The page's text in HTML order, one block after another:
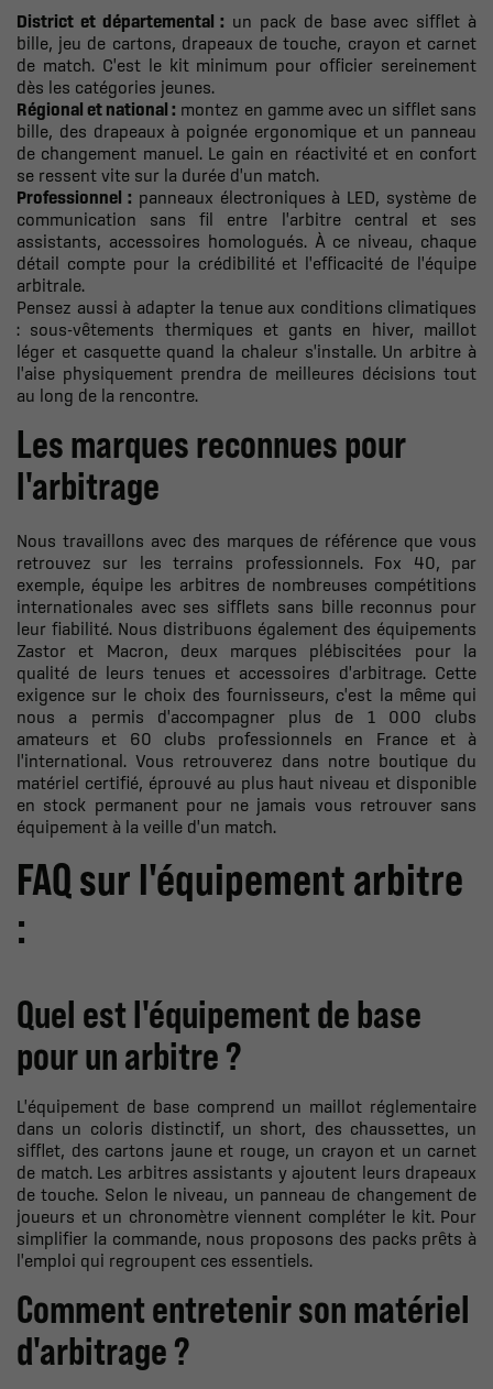
District et départemental : un pack de base avec sifflet à
bille, jeu de cartons, drapeaux de touche, crayon et carnet
de match. C'est le kit minimum pour officier sereinement
dès les catégories jeunes.
Régional et national : montez en gamme avec un sifflet sans
bille, des drapeaux à poignée ergonomique et un panneau
de changement manuel. Le gain en réactivité et en confort
se ressent vite sur la durée d'un match.
Professionnel : panneaux électroniques à LED, système de
communication sans fil entre l'arbitre central et ses
assistants, accessoires homologués. À ce niveau, chaque
détail compte pour la crédibilité et l'efficacité de l'équipe
arbitrale.
Pensez aussi à adapter la tenue aux conditions climatiques
: sous-vêtements thermiques et gants en hiver, maillot
léger et casquette quand la chaleur s'installe. Un arbitre à
l'aise physiquement prendra de meilleures décisions tout
au long de la rencontre.
Les marques reconnues pour
l'arbitrage
Nous travaillons avec des marques de référence que vous
retrouvez sur les terrains professionnels. Fox 40, par
exemple, équipe les arbitres de nombreuses compétitions
internationales avec ses sifflets sans bille reconnus pour
leur fiabilité. Nous distribuons également des équipements
Zastor et Macron, deux marques plébiscitées pour la
qualité de leurs tenues et accessoires d'arbitrage. Cette
exigence sur le choix des fournisseurs, c'est la même qui
nous a permis d'accompagner plus de 1 000 clubs
amateurs et 60 clubs professionnels en France et à
l'international. Vous retrouverez dans notre boutique du
matériel certifié, éprouvé au plus haut niveau et disponible
en stock permanent pour ne jamais vous retrouver sans
équipement à la veille d'un match.
FAQ sur l'équipement arbitre
:
Quel est l'équipement de base
pour un arbitre ?
L'équipement de base comprend un maillot réglementaire
dans un coloris distinctif, un short, des chaussettes, un
sifflet, des cartons jaune et rouge, un crayon et un carnet
de match. Les arbitres assistants y ajoutent leurs drapeaux
de touche. Selon le niveau, un panneau de changement de
joueurs et un chronomètre viennent compléter le kit. Pour
simplifier la commande, nous proposons des packs prêts à
l'emploi qui regroupent ces essentiels.
Comment entretenir son matériel
d'arbitrage ?